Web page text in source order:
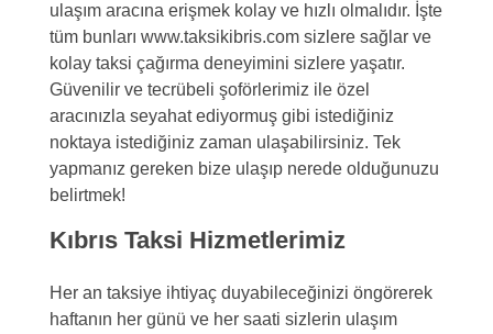
ulaşım aracına erişmek kolay ve hızlı olmalıdır. İşte
tüm bunları www.taksikibris.com sizlere sağlar ve
kolay taksi çağırma deneyimini sizlere yaşatır.
Güvenilir ve tecrübeli şoförlerimiz ile özel
aracınızla seyahat ediyormuş gibi istediğiniz
noktaya istediğiniz zaman ulaşabilirsiniz. Tek
yapmanız gereken bize ulaşıp nerede olduğunuzu
belirtmek!
Kıbrıs Taksi Hizmetlerimiz
Her an taksiye ihtiyaç duyabileceğinizi öngörerek
haftanın her günü ve her saati sizlerin ulaşım